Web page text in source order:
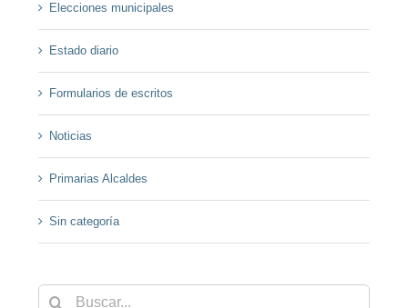
Elecciones municipales
Estado diario
Formularios de escritos
Noticias
Primarias Alcaldes
Sin categoría
Buscar: